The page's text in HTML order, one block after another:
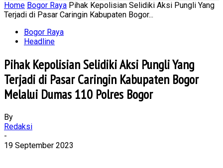
Home Bogor Raya Pihak Kepolisian Selidiki Aksi Pungli Yang
Terjadi di Pasar Caringin Kabupaten Bogor...
Bogor Raya
Headline
Pihak Kepolisian Selidiki Aksi Pungli Yang
Terjadi di Pasar Caringin Kabupaten Bogor
Melalui Dumas 110 Polres Bogor
By
Redaksi
-
19 September 2023